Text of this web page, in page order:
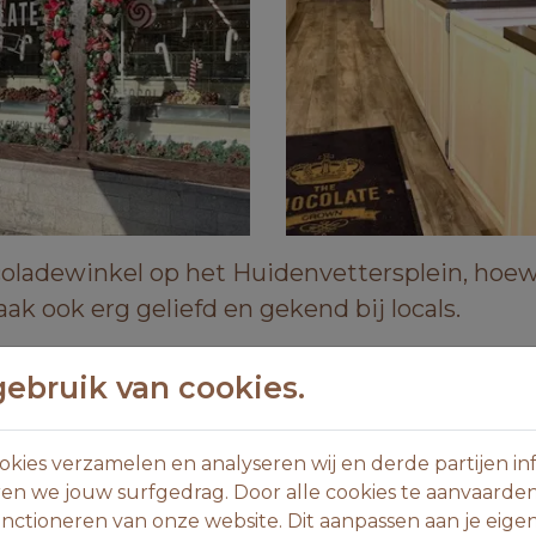
op het Huidenvettersplein,
ook erg geliefd en gekend bij locals.
Martine en haar dochters Ellen en
handgemaakte chocolade, van
van cookies.
verzamelen en analyseren wij en derde partijen
we jouw surfgedrag. Door alle cookies te
van onze website. Dit aanpassen aan je